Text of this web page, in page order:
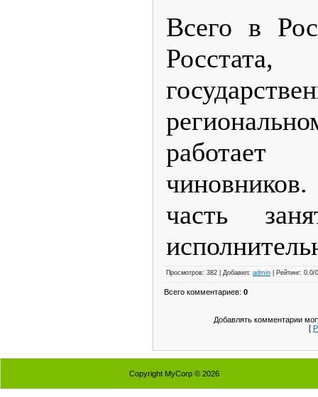
Всего в
часть
Просмотров: 382 | Добавил: admin | Рейтинг:
Всего комментариев: 0
Добавлять комментарии
[
Copyright MyCorp © 2026